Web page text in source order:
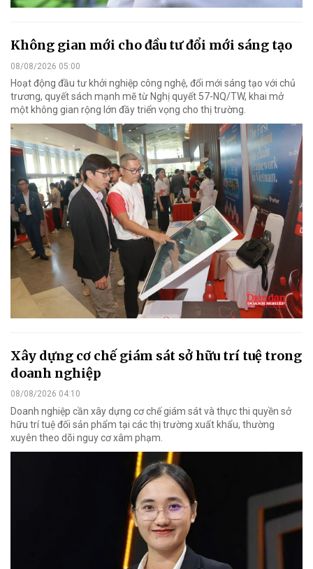
Không gian mới cho đầu tư đổi mới sáng tạo
08/08/2026 05:00
Hoạt động đầu tư khởi nghiệp công nghệ, đổi mới sáng tạo với chủ
trương, quyết sách mạnh mẽ từ Nghị quyết 57-NQ/TW, khai mở
một không gian rộng lớn đầy triển vọng cho thị trường.
Xây dựng cơ chế giám sát sở hữu trí tuệ trong
doanh nghiệp
08/08/2026 04:10
Doanh nghiệp cần xây dựng cơ chế giám sát và thực thi quyền sở
hữu trí tuệ đối sản phẩm tại các thị trường xuất khẩu, thường
xuyên theo dõi nguy cơ xâm phạm.